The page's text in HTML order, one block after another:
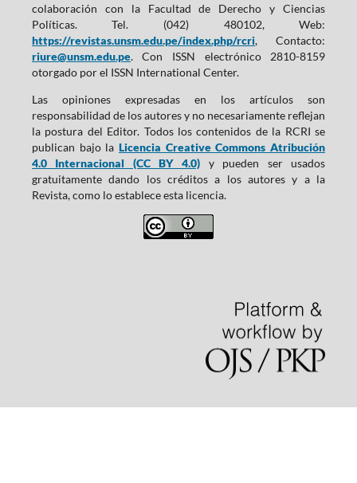
colaboración con la Facultad de Derecho y Ciencias
Políticas. Tel. (042) 480102, Web:
https://revistas.unsm.edu.pe/index.php/rcri, Contacto:
riure@unsm.edu.pe. Con ISSN electrónico 2810-8159
otorgado por el ISSN International Center.
Las opiniones expresadas en los artículos son
responsabilidad de los autores y no necesariamente reflejan
la postura del Editor. Todos los contenidos de la RCRI se
publican bajo la Licencia Creative Commons Atribución
4.0 Internacional (CC BY 4.0) y pueden ser usados
gratuitamente dando los créditos a los autores y a la
Revista, como lo establece esta licencia.